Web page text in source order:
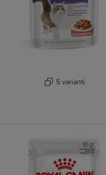
5 varianti